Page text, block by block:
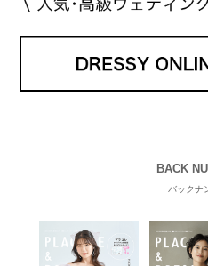
BACK
バックナ